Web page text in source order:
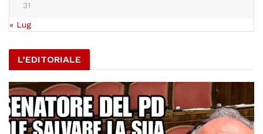
31
« Lug
L’EDITORIALE